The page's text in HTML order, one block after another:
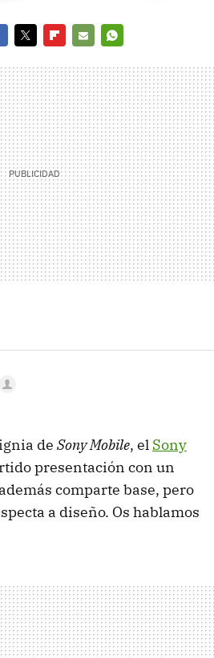
MAIL
de Sony Mobile, el Sony
presentación con un
comparte base, pero
a diseño. Os hablamos